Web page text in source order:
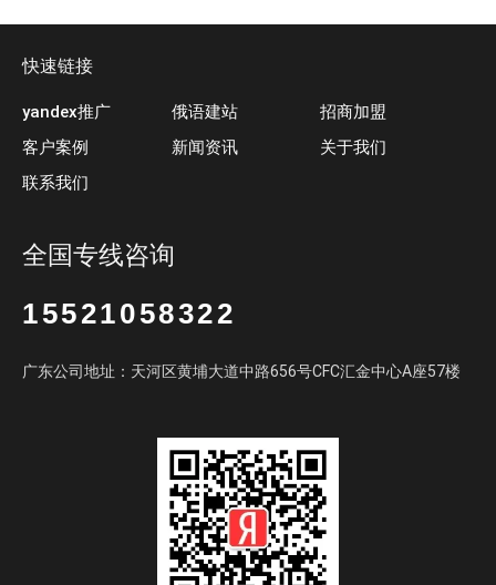
快速链接
yandex推广
客户案例
联系我们
俄语建站
新闻资讯
招商加盟
关于我们
全国专线咨询
15521058322
广东公司地址：天河区黄埔大道中路656号CFC汇金中心A座57楼